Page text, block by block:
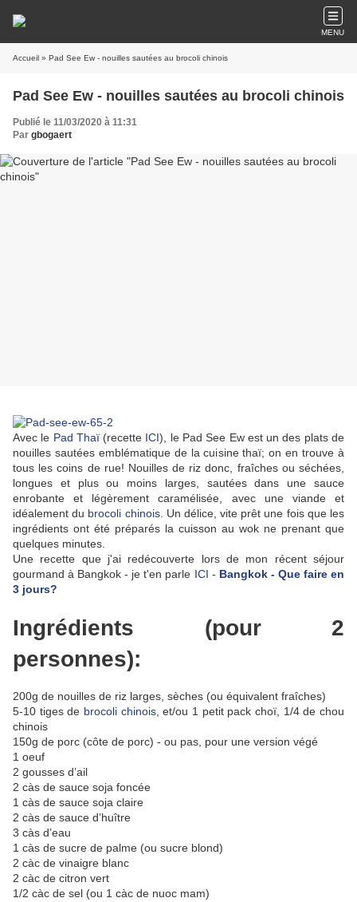
MENU
Accueil » Pad See Ew - nouilles sautées au brocoli chinois
Pad See Ew - nouilles sautées au brocoli chinois
Publié le 11/03/2020 à 11:31
Par gbogaert
Avec le Pad Thaï(recette ICI), le Pad See Ew est un des plats de
nouilles sautées emblématique de la cuisine thaï; on en trouve à
tous les coins de rue! Nouilles de riz donc, fraîches ou séchées,
longues et plus ou moins larges, sautées dans une sauce
enrobante et légèrement caramélisée, avec une viande et
idéalement du brocoli chinois. Un délice, vite prêt une fois que les
ingrédients ont été préparés la cuisson au wok ne prenant que
quelques minutes.
Une recette que j'ai redécouverte lors de mon récent séjour
gourmand à Bangkok - je t'en parle ICI - Bangkok - Que faire en
3 jours?
Ingrédients (pour 2
personnes):
200g de nouilles de riz larges, sèches (ou équivalent fraîches)
5-10 tiges de brocoli chinois, et/ou 1 petit pack choï, 1/4 de chou
chinois
150g de porc (côte de porc) - ou pas, pour une version végé
1 oeuf
2 gousses d’ail
2 càs de sauce soja foncée
1 càs de sauce soja claire
2 càs de sauce d’huître
3 càs d’eau
1 càs de sucre de palme (ou sucre blond)
2 càc de vinaigre blanc
2 càc de citron vert
1/2 càc de sel (ou 1 càc de nuoc mam)